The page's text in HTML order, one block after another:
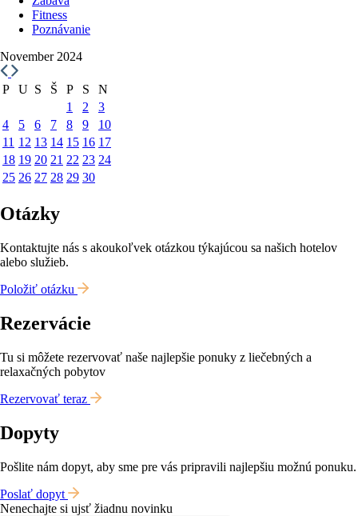
Fitness
Poznávanie
November 2024
P U S Š P S
N
1
2
3
4
5 6 7 8 9
10
11 12 13 14 15 16 17
18 19 20 21 22 23 24
25 26 27 28 29 30
Otázky
Kontaktujte nás s akoukoľvek otázkou týkajúcou sa našich hotelov
alebo služieb.
Položiť otázku
Rezervácie
Tu si môžete rezervovať naše najlepšie ponuky z liečebných a
relaxačných pobytov
Rezervovať teraz
Dopyty
Pošlite nám dopyt, aby sme pre vás pripravili najlepšiu možnú ponuku.
Poslať dopyt
Nenechajte si ujsť žiadnu novinku